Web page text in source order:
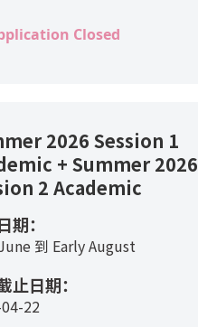
Closed
2026 Session 1
+ Summer 2026
2 Academic
期：
到 Early August
止日期：
22